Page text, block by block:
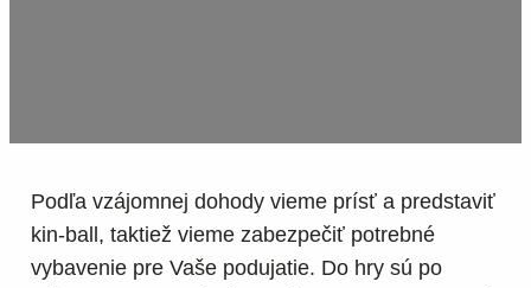
Podľa vzájomnej dohody vieme prísť a predstaviť
kin-ball, taktiež vieme zabezpečiť potrebné
vybavenie pre Vaše podujatie. Do hry sú po